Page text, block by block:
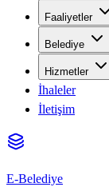
Faaliyetler
Belediye
Hizmetler
İhaleler
İletişim
E-Belediye